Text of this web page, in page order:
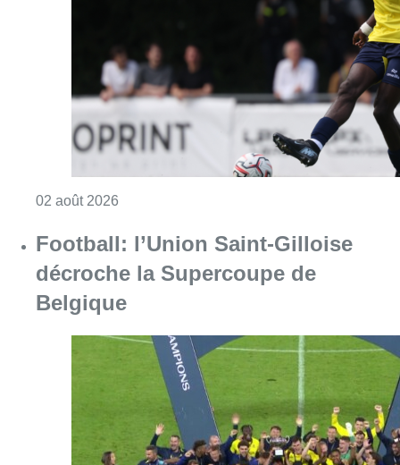
décroche la Supercoupe de
Belgique
Consulter l'article "Football: l’Union Saint-
Partager l'article